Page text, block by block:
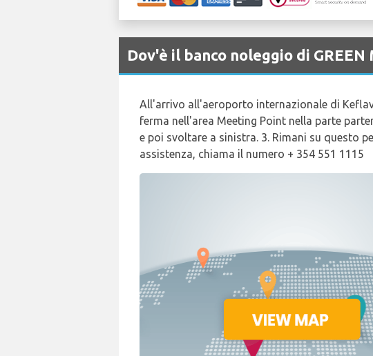
Dov'è il banco noleggio di
All'arrivo all'aeroporto internazionale di
ferma nell'area Meeting Point nella parte
e poi svoltare a sinistra. 3. Rimani su questo
assistenza, chiama il numero + 354 551 1115